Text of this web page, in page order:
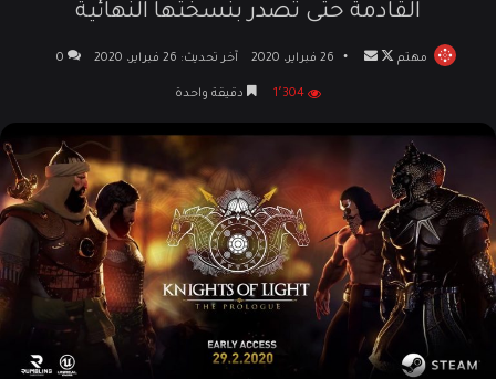
القادمة حتى تصدر بنسختها النهائية
مهتم
تابعأرسل 26 فبراير، 2020 آخر تحديث: 26 فبراير، 2020 0
1٬304 دقيقة واحدة